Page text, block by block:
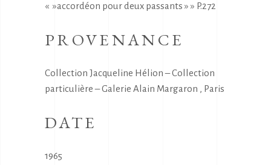
« »accordéon pour deux passants » » P.272
PROVENANCE
Collection Jacqueline Hélion – Collection
particulière – Galerie Alain Margaron , Paris
DATE
1965